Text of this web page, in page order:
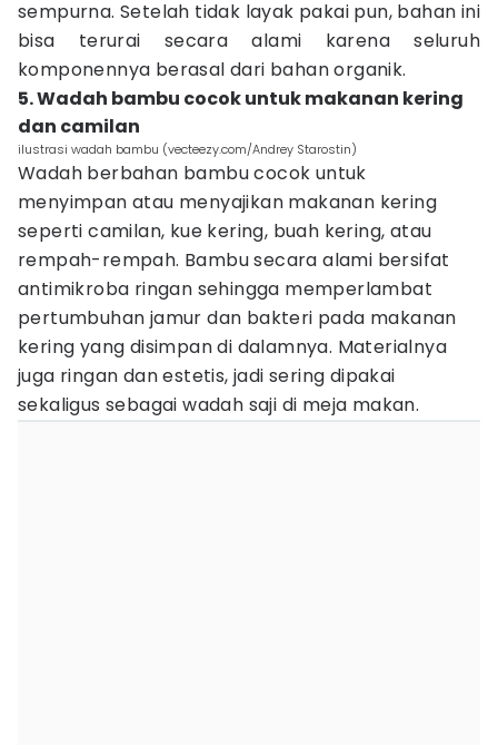
sempurna. Setelah tidak layak pakai pun, bahan ini
bisa terurai secara alami karena seluruh
komponennya berasal dari bahan organik.
5. Wadah bambu cocok untuk makanan kering
dan camilan
ilustrasi wadah bambu (vecteezy.com/Andrey Starostin)
Wadah berbahan bambu cocok untuk
menyimpan atau menyajikan makanan kering
seperti camilan, kue kering, buah kering, atau
rempah-rempah. Bambu secara alami bersifat
antimikroba ringan sehingga memperlambat
pertumbuhan jamur dan bakteri pada makanan
kering yang disimpan di dalamnya. Materialnya
juga ringan dan estetis, jadi sering dipakai
sekaligus sebagai wadah saji di meja makan.